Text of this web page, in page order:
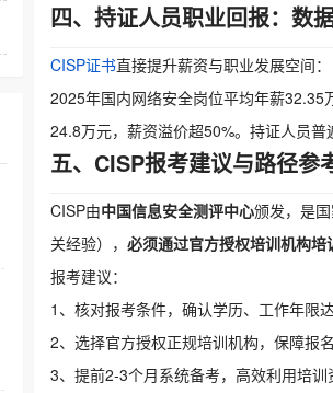
四、持证人员职业回报：数
CISP证书直接提升薪资与职业发展空间：
2025年国内网络安全岗位平均年薪32.35
24.8万元，薪资溢价超50%。持证人员普
五、CISP报考建议与路径参
CISP由中国信息安全测评中心颁发，是
关经验）， 必须通过官方授权培训机构培
报考建议：
1、核对报考条件，确认学历、工作年限达
2、选择官方授权正规培训机构，保障报
3、提前2-3个月系统备考，高效利用培训